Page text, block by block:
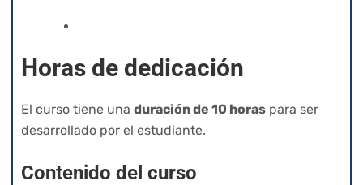
Horas de dedicación
El curso tiene una duración de 10 horas para ser
desarrollado por el estudiante.
Contenido del curso